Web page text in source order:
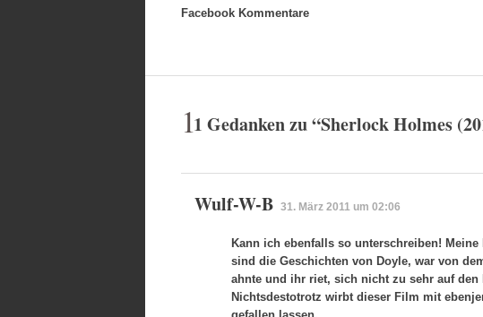
Facebook Kommentare
11 Gedanken zu “Sherlock Holmes
Wulf-W-B 31. März 2011 um 02:06
Kann ich ebenfalls so unterschreiben!
sind die Geschichten von Doyle, war von
ahnte und ihr riet, sich nicht zu sehr auf den
Nichtsdestotrotz wirbt dieser Film mit